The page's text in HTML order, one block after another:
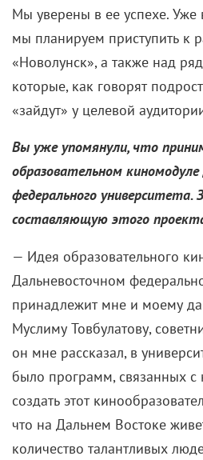
Мы уверены в ее успехе.
мы планируем приступить к
«Новолунск», а также над
которые, как говорят
«зайдут» у целевой
Вы уже упомянули, что
образовательном
федерального университета.
составляющую этого
— Идея образовательного
Дальневосточном
принадлежит мне и моему
Муслиму Товбулатову,
он мне рассказал, в
было программ, связанных
создать этот
что на Дальнем Востоке
количество талантливых